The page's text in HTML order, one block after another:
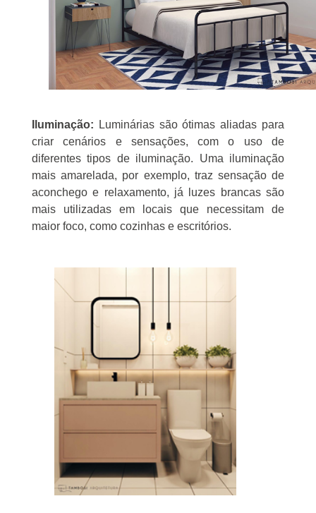
Iluminação: Luminárias são ótimas aliadas para
criar cenários e sensações, com o uso de
diferentes tipos de iluminação. Uma iluminação
mais amarelada, por exemplo, traz sensação de
aconchego e relaxamento, já luzes brancas são
mais utilizadas em locais que necessitam de
maior foco, como cozinhas e escritórios.